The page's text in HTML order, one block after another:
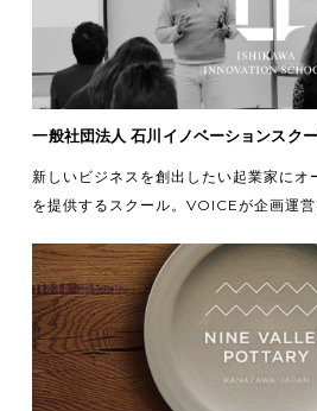
一般社団法人 石川イノベーションスク
新しいビジネスを創出したい起業家にオ
を提供するスクール。VOICEが企画運営